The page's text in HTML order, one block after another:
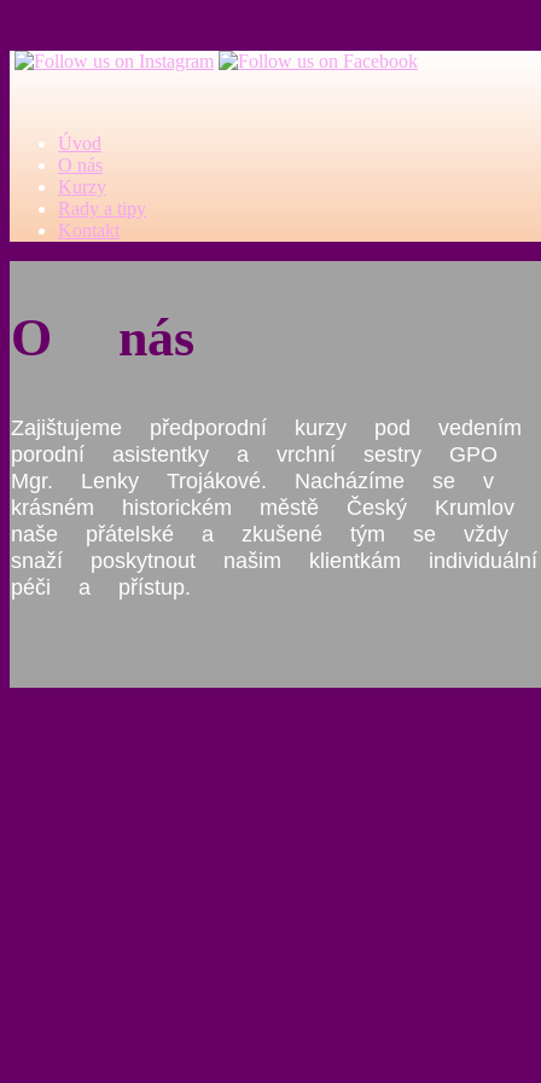
Úvod
O nás
Kurzy
Rady a tipy
Kontakt
O nás
Zajištujeme předporodní kurzy pod vedením
porodní asistentky a vrchní sestry GPO
Mgr. Lenky Trojákové. Nacházíme se v
krásném historickém městě Český Krumlov
naše přátelské a zkušené tým se vždy
snaží poskytnout našim klientkám individuální
péči a přístup.